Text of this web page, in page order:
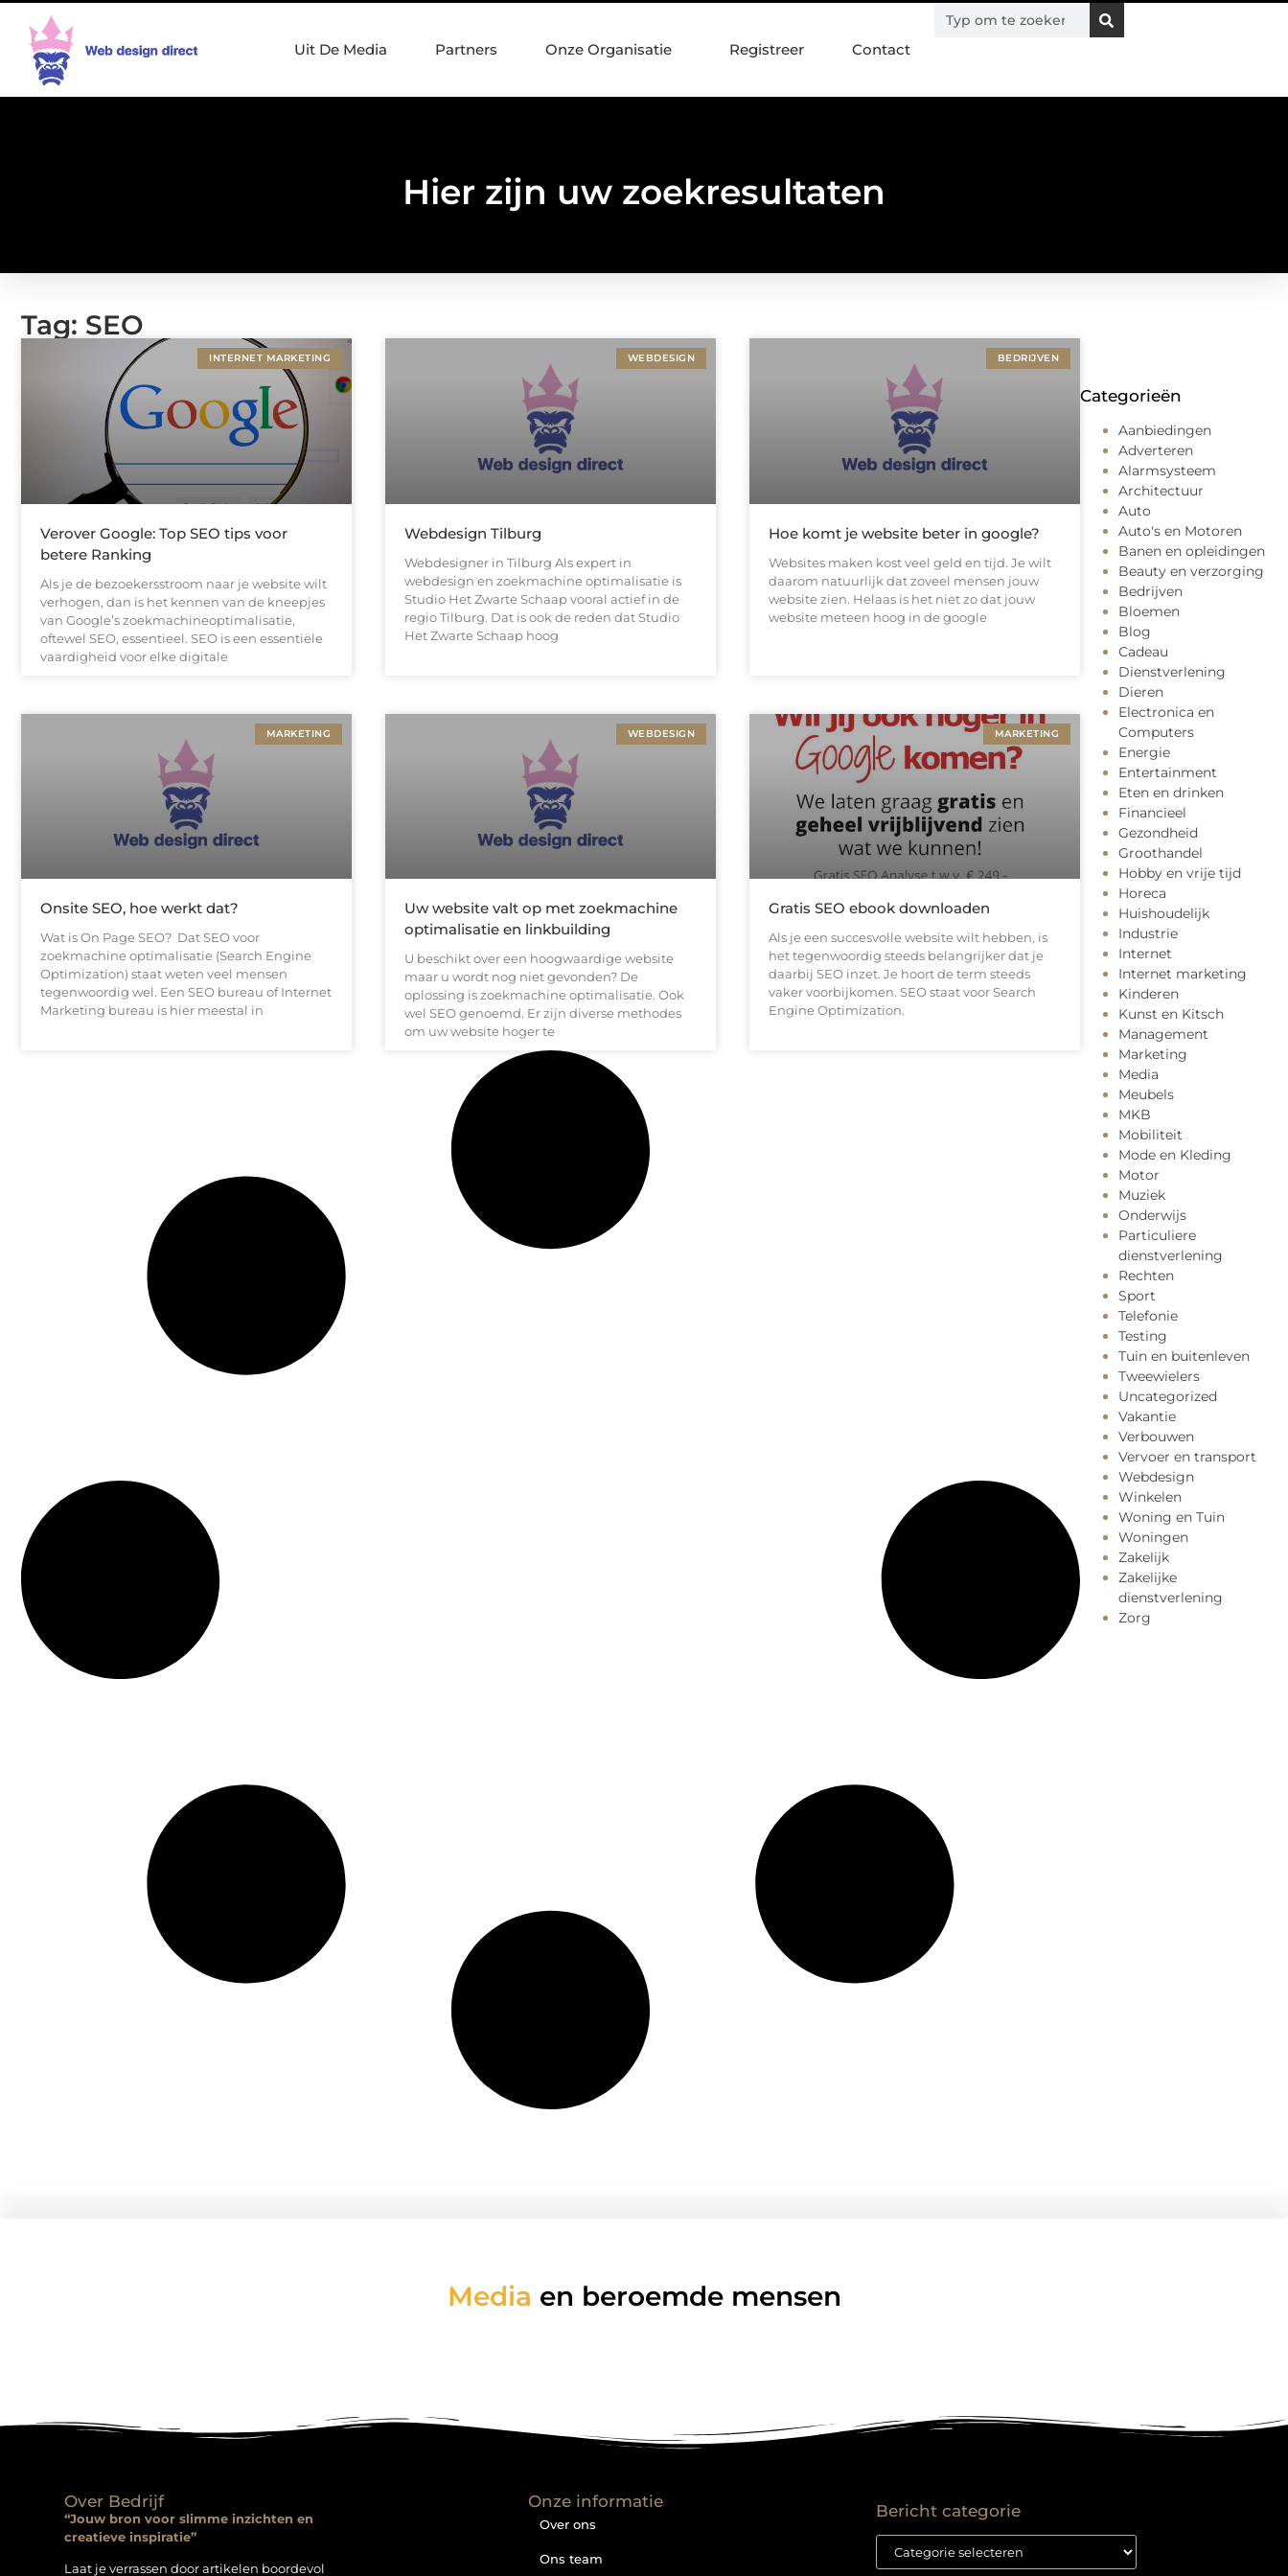
Uit De Media Partners Onze Organisatie Registreer Contact
Hier zijn uw zoekresultaten
Tag: SEO
INTERNET MARKETING
Verover Google: Top SEO tips voor
betere Ranking
Als je de bezoekersstroom naar je website wilt
verhogen, dan is het kennen van de kneepjes
van Google’s zoekmachineoptimalisatie,
oftewel SEO, essentieel. SEO is een essentiële
vaardigheid voor elke digitale
WEBDESIGN
Webdesign Tilburg
Webdesigner in Tilburg Als expert in
webdesign en zoekmachine optimalisatie is
Studio Het Zwarte Schaap vooral actief in de
regio Tilburg. Dat is ook de reden dat Studio
Het Zwarte Schaap hoog
BEDRIJVEN
Hoe komt je website beter in google?
Websites maken kost veel geld en tijd. Je wilt
daarom natuurlijk dat zoveel mensen jouw
website zien. Helaas is het niet zo dat jouw
website meteen hoog in de google
MARKETING
Onsite SEO, hoe werkt dat?
Wat is On Page SEO? Dat SEO voor
zoekmachine optimalisatie (Search Engine
Optimization) staat weten veel mensen
tegenwoordig wel. Een SEO bureau of Internet
Marketing bureau is hier meestal in
WEBDESIGN
Uw website valt op met zoekmachine
optimalisatie en linkbuilding
U beschikt over een hoogwaardige website
maar u wordt nog niet gevonden? De
oplossing is zoekmachine optimalisatie. Ook
wel SEO genoemd. Er zijn diverse methodes
om uw website hoger te
MARKETING
Gratis SEO ebook downloaden
Als je een succesvolle website wilt hebben, is
het tegenwoordig steeds belangrijker dat je
daarbij SEO inzet. Je hoort de term steeds
vaker voorbijkomen. SEO staat voor Search
Engine Optimization.
Categorieën
Aanbiedingen
Adverteren
Alarmsysteem
Architectuur
Auto
Auto's en Motoren
Banen en opleidingen
Beauty en verzorging
Bedrijven
Bloemen
Blog
Cadeau
Dienstverlening
Dieren
Electronica en
Computers
Energie
Entertainment
Eten en drinken
Financieel
Gezondheid
Groothandel
Hobby en vrije tijd
Horeca
Huishoudelijk
Industrie
Internet
Internet marketing
Kinderen
Kunst en Kitsch
Management
Marketing
Media
Meubels
MKB
Mobiliteit
Mode en Kleding
Motor
Muziek
Onderwijs
Particuliere
dienstverlening
Rechten
Sport
Telefonie
Testing
Tuin en buitenleven
Tweewielers
Uncategorized
Vakantie
Verbouwen
Vervoer en transport
Webdesign
Winkelen
Woning en Tuin
Woningen
Zakelijk
Zakelijke
dienstverlening
Zorg
Media en beroemde mensen
Over Bedrijf
“Jouw bron voor slimme inzichten en
creatieve inspiratie”
Laat je verrassen door artikelen boordevol
Onze informatie
Over ons
Ons team
Bericht categorie